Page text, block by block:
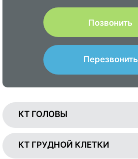
Позвонить
Перезвонить
КТ ГОЛОВЫ
КТ ГРУДНОЙ КЛЕТКИ